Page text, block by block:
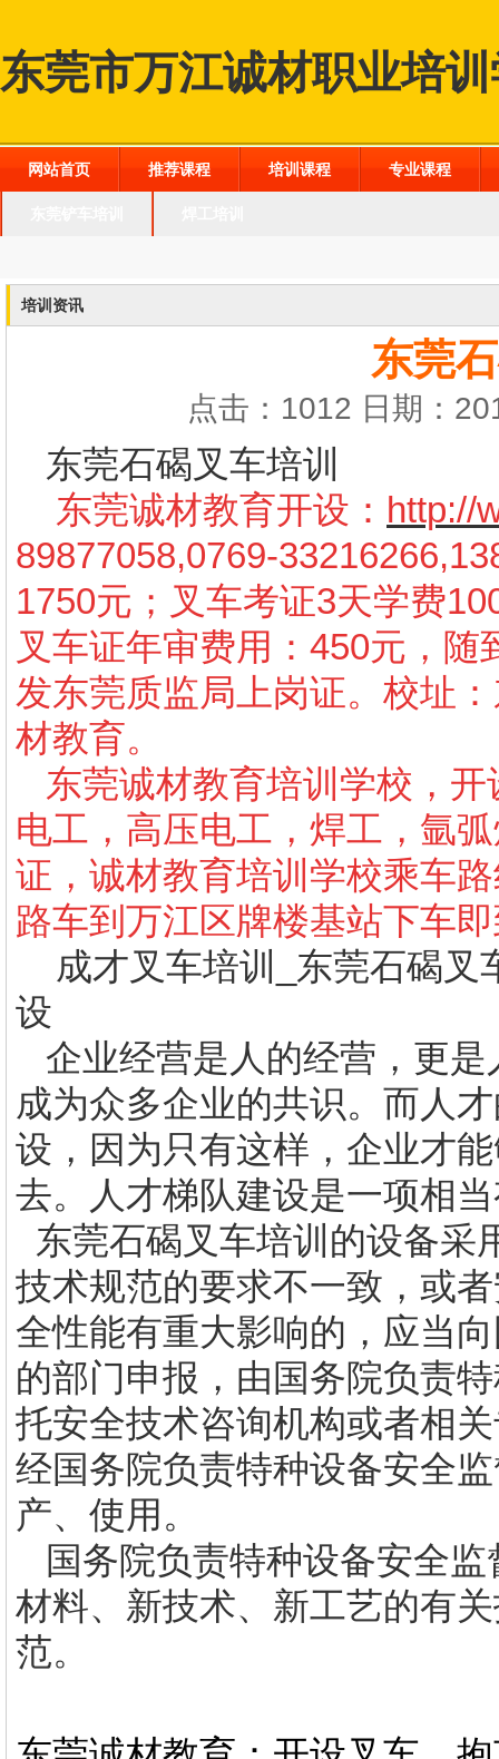
东莞市万江诚材职业培
网站首页 推荐课程 培训课程 专业课程
培训资讯
东莞
点击：1012 日期：
东莞石碣叉车培训
东莞诚材教育开设： http://
89877058,0769-
1750元；叉车考证3天学费
叉车证年审费用：450元，
发东莞质监局上岗证。校址
材教育。
东莞诚材教育培训学校，
电工，高压电工，焊工，氩
证，诚材教育培训学校乘车
路车到万江区牌楼基站下车
成才叉车培训_东莞石碣叉
设
企业经营是人的经营，更
成为众多企业的共识。而人
设，因为只有这样，企业才
去。人才梯队建设是一项相
东莞石碣叉车培训的设备采
技术规范的要求不一致，或
全性能有重大影响的，应当
的部门申报，由国务院负责
托安全技术咨询机构或者相
经国务院负责特种设备安全
产、使用。
国务院负责特种设备安全
材料、新技术、新工艺的有
范。